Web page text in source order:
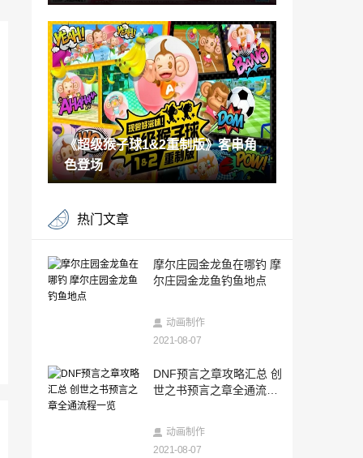
动视辟谣称《使命召唤：现代战争3》复刻
版并不存在
2021-08-07
《牧场物语 橄榄镇与希望的大地》 发布
“更新数据Ver.1.0.7”
2021-08-07
联动蜡笔小新！《天天爱消除》八周年庆
定制版本上线
2021-08-06
创意空间落下帷幕
《红至日2：终结者》迎来更新 新增终结
者职业
2021-08-06
淘宝天猫将支持微信支付 腾讯阿里9月或
《特殊行动：一线生机》创意总监与九寸
钉乐队吉他手成立新工作室
2021-08-06
外国玩家重现《光环：无限》预告最帅镜
《超级猴子球1&2重制版》客串角
色登场
热门文章
摩尔庄园金龙鱼在哪钓 摩
尔庄园金龙鱼钓鱼地点
动画制作
2021-08-07
DNF预言之章攻略汇总 创
世之书预言之章全通流程
动画制作
2021-08-07